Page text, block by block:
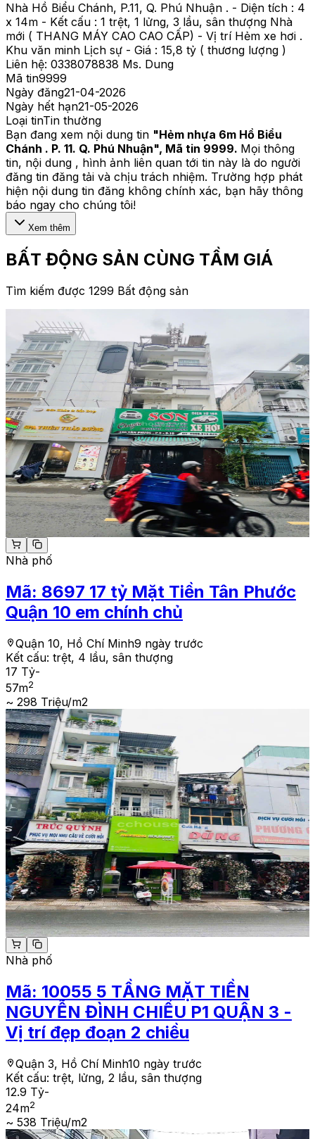
Nhà Hồ Biểu Chánh, P.11, Q. Phú Nhuận . - Diện tích : 4
x 14m - Kết cấu : 1 trệt, 1 lửng, 3 lầu, sân thượng Nhà
mới ( THANG MÁY CAO CAO CẤP) - Vị trí Hẻm xe hơi .
Khu văn minh Lịch sự - Giá : 15,8 tỷ ( thương lượng )
Liên hệ: 0338078838 Ms. Dung
Mã tin9999
Ngày đăng21-04-2026
Ngày hết hạn21-05-2026
Loại tinTin thường
Bạn đang xem nội dung tin "Hẻm nhựa 6m Hồ Biểu
Chánh . P. 11. Q. Phú Nhuận", Mã tin 9999. Mọi thông
tin, nội dung , hình ảnh liên quan tới tin này là do người
đăng tin đăng tải và chịu trách nhiệm. Trường hợp phát
hiện nội dung tin đăng không chính xác, bạn hãy thông
báo ngay cho chúng tôi!
Xem thêm
BẤT ĐỘNG SẢN CÙNG TẦM GIÁ
Tìm kiếm được 1299 Bất động sản
Nhà phố
Mã: 8697 17 tỷ Mặt Tiền Tân Phước
Quận 10 em chính chủ
Quận 10, Hồ Chí Minh9 ngày trước
Kết cấu: trệt, 4 lầu, sân thượng
17 Tỷ-
57m2
~ 298 Triệu/m2
Nhà phố
Mã: 10055 5 TẦNG MẶT TIỀN
NGUYỄN ĐÌNH CHIỂU P1 QUẬN 3 -
Vị trí đẹp đoạn 2 chiều
Quận 3, Hồ Chí Minh10 ngày trước
Kết cấu: trệt, lửng, 2 lầu, sân thượng
12.9 Tỷ-
24m2
~ 538 Triệu/m2